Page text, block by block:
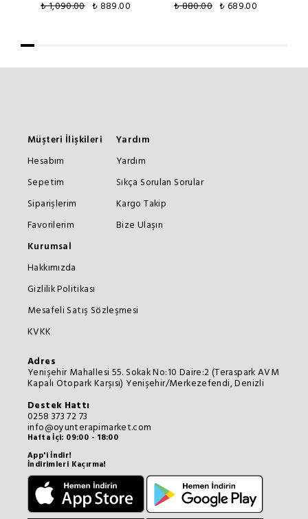
₺ 1,090.00 ₺ 889.00 ₺ 880.00 ₺ 689.00
Müşteri İlişkileri
Hesabım
Sepetim
Siparişlerim
Favorilerim
Yardım
Yardım
Sıkça Sorulan Sorular
Kargo Takip
Bize Ulaşın
Kurumsal
Hakkımızda
Gizlilik Politikası
Mesafeli Satış Sözleşmesi
KVKK
Adres
Yenişehir Mahallesi 55. Sokak No:10 Daire:2 (Teraspark AVM
Kapalı Otopark Karşısı) Yenişehir/Merkezefendi, Denizli
Destek Hattı
0258 373 72 73
info@oyunterapimarket.com
Hafta İçi: 09:00 - 18:00
App'i İndir!
İndirimleri Kaçırma!